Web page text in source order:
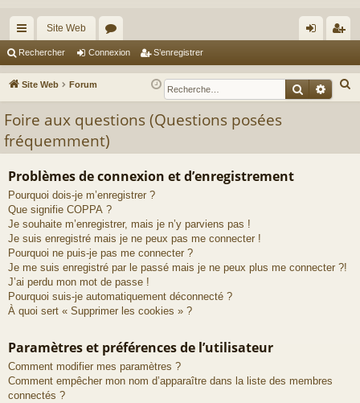
cc
ès
ra
pi
de
Site Web
or
u
m
s
ne
xi
nr
eg
Rechercher Connexion S’enregistrer
Site Web Forum
e
e
Foire aux questions (Questions posées
fréquemment)
Problèmes de connexion et d’enregistrement
Pourquoi dois-je m’enregistrer ?
Que signifie COPPA ?
Je souhaite m’enregistrer, mais je n’y parviens pas !
Je suis enregistré mais je ne peux pas me connecter !
Pourquoi ne puis-je pas me connecter ?
Je me suis enregistré par le passé mais je ne peux plus me connecter ?!
J’ai perdu mon mot de passe !
Pourquoi suis-je automatiquement déconnecté ?
À quoi sert « Supprimer les cookies » ?
Paramètres et préférences de l’utilisateur
Comment modifier mes paramètres ?
Comment empêcher mon nom d’apparaître dans la liste des membres
connectés ?